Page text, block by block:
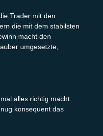
Trader mit den
die mit dem stabilsten
macht den
umgesetzte,
alles richtig macht.
konsequent das